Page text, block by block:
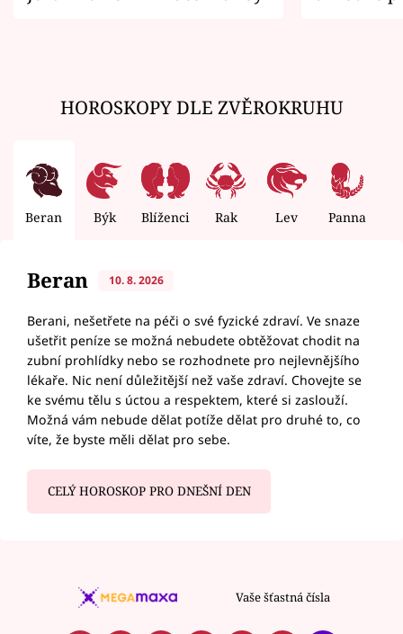
HOROSKOPY DLE ZVĚROKRUHU
Beran Býk Blíženci Rak Lev Panna
Beran 10. 8. 2026
Berani, nešetřete na péči o své fyzické zdraví. Ve snaze
ušetřit peníze se možná nebudete obtěžovat chodit na
zubní prohlídky nebo se rozhodnete pro nejlevnějšího
lékaře. Nic není důležitější než vaše zdraví. Chovejte se
ke svému tělu s úctou a respektem, které si zaslouží.
Možná vám nebude dělat potíže dělat pro druhé to, co
víte, že byste měli dělat pro sebe.
CELÝ HOROSKOP PRO DNEŠNÍ DEN
Vaše šťastná čísla